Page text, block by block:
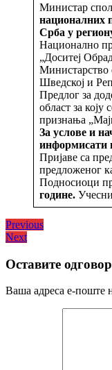
Министар
националних
Срба у
Национално
„Доситеј
Министарство
Шведској и
Предлог за
област за
признања
За услове и
информисати
Пријаве са
предложеног
Подносиоци
године.
Кретање
чланка
PreviousPrevious
NextNext
Оставите одговор
Ваша адреса е-поште